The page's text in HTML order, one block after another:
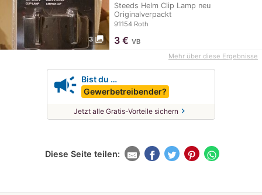
3 photo_library
Steeds Helm Clip Lamp neu
Originalverpackt
91154 Roth
3 € VB
Mehr über diese Ergebnisse
campaign Bist du …
Gewerbetreibender?
Jetzt alle Gratis-Vorteile sichern chevron_right
Diese Seite teilen: